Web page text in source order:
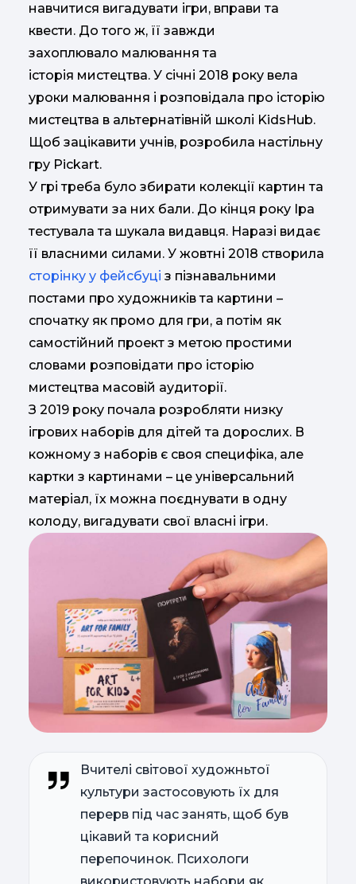
навчитися вигадувати ігри, вправи та
квести. До того ж, її завжди
захоплювало малювання та
історія мистецтва. У січні 2018 року вела
уроки малювання і розповідала про історію
мистецтва в альтернатівній школі KidsHub.
Щоб зацікавити учнів, розробила настільну
гру Pickart.
У грі треба було збирати колекції картин та
отримувати за них бали. До кінця року Іра
тестувала та шукала видавця. Наразі видає
її власними силами. У жовтні 2018 створила
сторінку у фейсбуці з пізнавальними
постами про художників та картини –
спочатку як промо для гри, а потім як
самостійний проект з метою простими
словами розповідати про історію
мистецтва масовій аудиторії.
З 2019 року почала розробляти низку
ігрових наборів для дітей та дорослих. В
кожному з наборів є своя специфіка, але
картки з картинами – це універсальний
матеріал, їх можна поєднувати в одну
колоду, вигадувати свої власні ігри.
Вчителі світової художньтої
культури застосовують їх для
перерв під час занять, щоб був
цікавий та корисний
перепочинок. Психологи